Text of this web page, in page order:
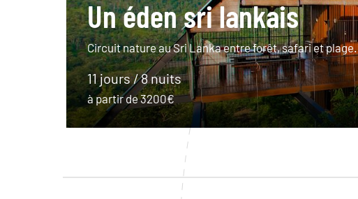
Un éden sri lankais
Circuit nature au Sri Lanka entre forêt, safari et plage.
11 jours / 8 nuits
à partir de 3200€